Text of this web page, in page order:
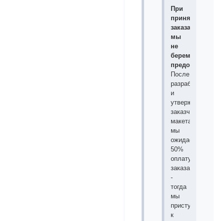
При
принятии
заказа
мы
не
берем
предоплату.
После
разработки
и
утверждения
заказчиком
макета
мы
ожидаем
50%
оплату
заказа
-
тогда
мы
приступаем
к